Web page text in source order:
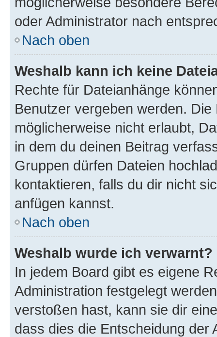
oder Administrator nach
Nach oben
Weshalb kann ich keine
Rechte für Dateianhänge
Benutzer vergeben werden.
möglicherweise nicht erlaubt,
in dem du deinen Beitrag
Gruppen dürfen Dateien
kontaktieren, falls du dir nicht
anfügen kannst.
Nach oben
Weshalb wurde ich verwarnt?
In jedem Board gibt es eigene
Administration festgelegt
verstoßen hast, kann sie dir
dass dies die Entscheidung der